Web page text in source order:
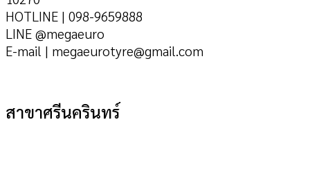
HOTLINE | 098-9659888
LINE @megaeuro
E-mail | megaeurotyre@gmail.com
สาขาศรีนครินทร์